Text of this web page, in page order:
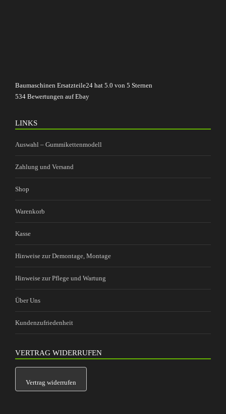
Baumaschinen Ersatzteile24 hat 5.0 von 5 Sternen
534 Bewertungen auf Ebay
LINKS
Auswahl – Gummikettenmodell
Zahlung und Versand
Shop
Warenkorb
Kasse
Hinweise zur Demontage, Montage
Hinweise zur Pflege und Wartung
Über Uns
Kundenzufriedenheit
VERTRAG WIDERRUFEN
Vertrag widerrufen